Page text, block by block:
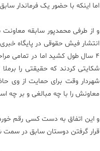
اما اینکه با حضور یک فرماندار
و از طرفی محمدپور سابقه
انتشار فیش حقوقی در پایگاه
شکایتی کردند که حقیقتی را
شهردار وقت برای حمایت از وی
معاونش را با چه مبالغی و بر
و این اتفاق به دست کسی رقم
قرار گرفتن دوستان سابق در